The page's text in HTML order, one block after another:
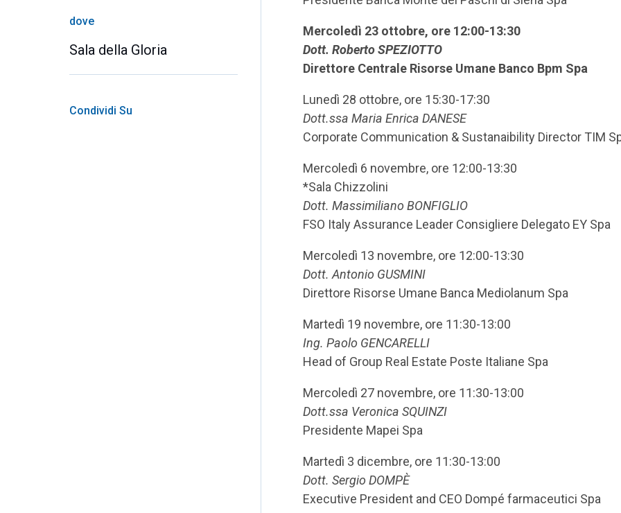
dove
Sala della Gloria
Condividi Su
Mercoledì 23 ottobre, ore 12:00-13:30
Dott. Roberto SPEZIOTTO
Direttore Centrale Risorse Umane Banco Bpm Spa
Lunedì 28 ottobre, ore 15:30-17:30
Dott.ssa Maria Enrica DANESE
Corporate Communication & Sustanaibility Director TIM
Mercoledì 6 novembre, ore 12:00-13:30
*Sala Chizzolini
Dott. Massimiliano BONFIGLIO
FSO Italy Assurance Leader Consigliere Delegato EY Spa
Mercoledì 13 novembre, ore 12:00-13:30
Dott. Antonio GUSMINI
Direttore Risorse Umane Banca Mediolanum Spa
Martedì 19 novembre, ore 11:30-13:00
Ing. Paolo GENCARELLI
Head of Group Real Estate Poste Italiane Spa
Mercoledì 27 novembre, ore 11:30-13:00
Dott.ssa Veronica SQUINZI
Presidente Mapei Spa
Martedì 3 dicembre, ore 11:30-13:00
Dott. Sergio DOMPÈ
Executive President and CEO Dompé farmaceutici Spa